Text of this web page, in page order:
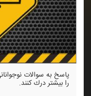
پاسخ به سوالات
را بیشتر درك كنند.